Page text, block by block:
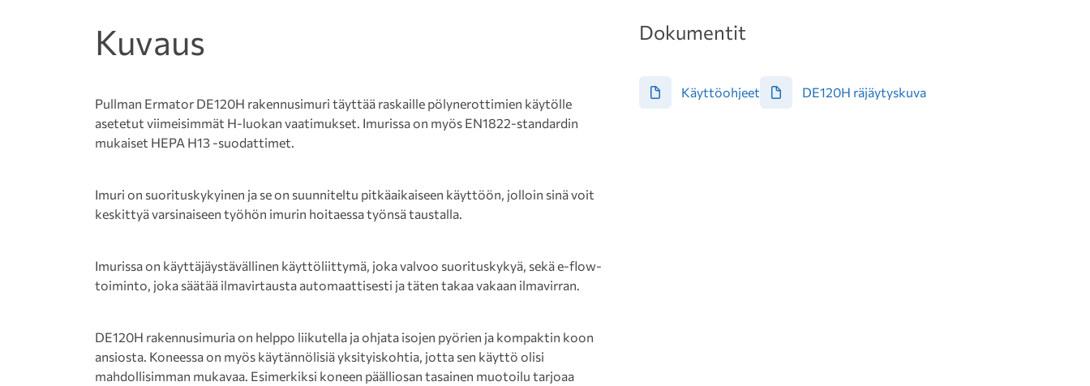
Kuvaus
Pullman Ermator DE120H rakennusimuri täyttää raskaille pölynerottimien käytölle
asetetut viimeisimmät H-luokan vaatimukset. Imurissa on myös EN1822-standardin
mukaiset HEPA H13 -suodattimet.
Imuri on suorituskykyinen ja se on suunniteltu pitkäaikaiseen käyttöön, jolloin sinä voit
keskittyä varsinaiseen työhön imurin hoitaessa työnsä taustalla.
Imurissa on käyttäjäystävällinen käyttöliittymä, joka valvoo suorituskykyä, sekä e-flow-
toiminto, joka säätää ilmavirtausta automaattisesti ja täten takaa vakaan ilmavirran.
DE120H rakennusimuria on helppo liikutella ja ohjata isojen pyörien ja kompaktin koon
ansiosta. Koneessa on myös käytännölisiä yksityiskohtia, jotta sen käyttö olisi
mahdollisimman mukavaa. Esimerkiksi koneen päälliosan tasainen muotoilu tarjoaa
Dokumentit
Käyttöohjeet DE120H räjäytyskuva